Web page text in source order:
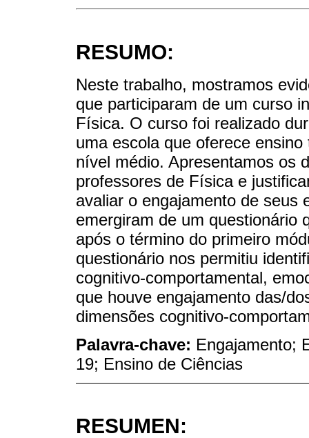
RESUMO:
Neste trabalho, mostramos
que participaram de um curso
Física. O curso foi realizado
uma escola que oferece
nível médio. Apresentamos os
professores de Física e
avaliar o engajamento de seus
emergiram de um questionário
após o término do primeiro
questionário nos permitiu
cognitivo-comportamental,
que houve engajamento das/
dimensões cognitivo-
Palavra-chave: Engajamento;
19; Ensino de Ciências
RESUMEN: